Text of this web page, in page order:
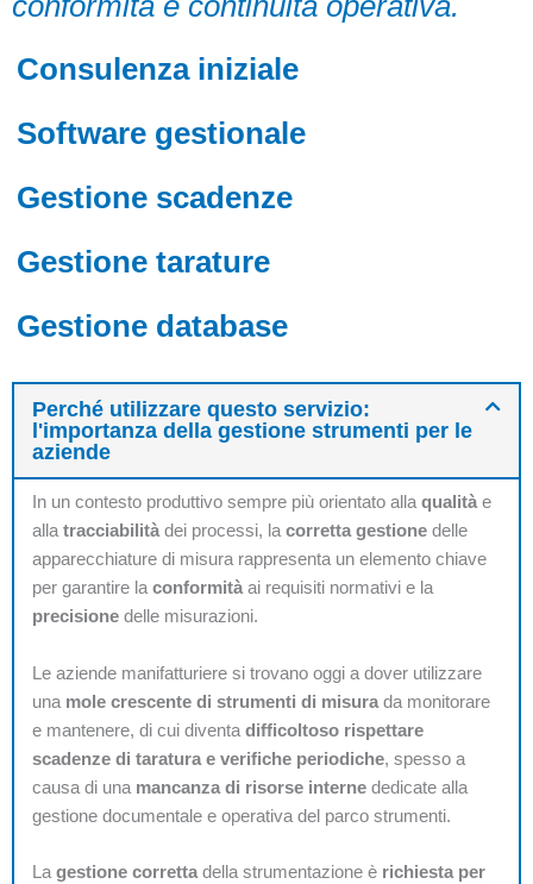
Consulenza iniziale
Software gestionale
Gestione scadenze
Gestione tarature
Gestione database
Perché utilizzare questo servizio:
l'importanza della gestione strumenti per le
aziende
In un contesto produttivo sempre più orientato allaqualitàe
allatracciabilitàdei processi, lacorretta gestione delle
apparecchiature di misura rappresenta un elemento chiave
per garantire laconformitàai requisiti normativi e la
precisione delle misurazioni.
Le aziende manifatturiere si trovano oggi a dover utilizzare
una mole crescente di strumenti di misura da monitorare
e mantenere, di cui diventa difficoltoso rispettare
scadenze di taratura e verifiche periodiche, spesso a
causa di una mancanza di risorse interne dedicate alla
gestione documentale e operativa del parco strumenti.
La gestione corretta della strumentazione è richiesta per